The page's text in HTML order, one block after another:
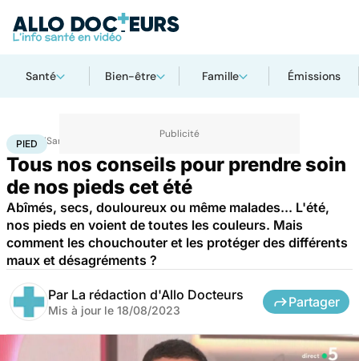
Santé Bien-être Famille Émissions
AccueilSanté Bobos du quotidien Pied
PIED
Tous nos conseils pour prendre soin
de nos pieds cet été
Abîmés, secs, douloureux ou même malades... L'été,
nos pieds en voient de toutes les couleurs. Mais
comment les chouchouter et les protéger des différents
maux et désagréments ?
Par La rédaction d'Allo Docteurs
Mis à jour le 18/08/2023
Partager